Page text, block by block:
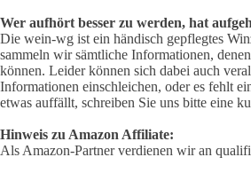
Wer aufhört besser zu werden, hat
Die wein-wg ist ein händisch gepflegtes
sammeln wir sämtliche Informationen,
können. Leider können sich dabei auch
Informationen einschleichen, oder es fehlt
etwas auffällt, schreiben Sie uns bitte eine
Hinweis zu Amazon Affiliate:
Als Amazon-Partner verdienen wir an